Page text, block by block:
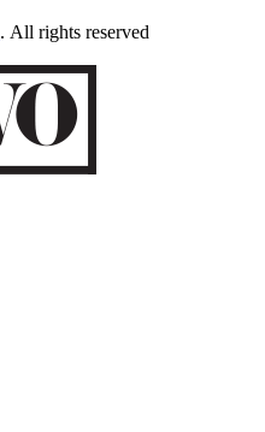
. All rights reserved